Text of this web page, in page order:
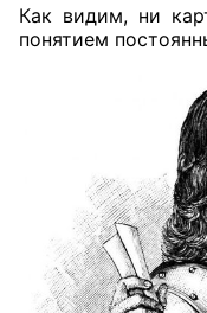
Как видим, ни
понятием